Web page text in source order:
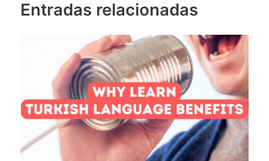
Entradas relacionadas